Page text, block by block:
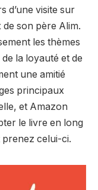
d’une visite sur
son père Alim.
les thèmes
la loyauté et de
une amitié
principaux
et Amazon
le livre en long
celui-ci.